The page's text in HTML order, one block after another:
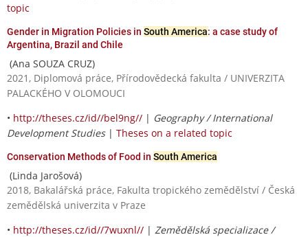
topic
Gender in Migration Policies in South America: a case study of
Argentina, Brazil and Chile
(Ana SOUZA CRUZ)
2021, Diplomová práce, Přírodovědecká fakulta / UNIVERZITA
PALACKÉHO V OLOMOUCI
• http://theses.cz/id//bel9ng// | Geography / International
Development Studies| Theses on a related topic
Conservation Methods of Food in South America
(Linda Jarošová)
2018, Bakalářská práce, Fakulta tropického zemědělství / Česká
zemědělská univerzita v Praze
• http://theses.cz/id//7wuxnl// | Zemědělská specializace /